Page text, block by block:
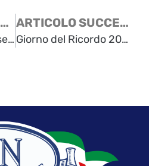
ARTICOLO PRECEDENTE
Inaugurazione della sede di rappresentanza del Movimento Nazionale Istria Fiume Dalmazia a Gallarate
ARTICOLO SUCCESSIVO
Giorno del Ricordo 2026 – Sacrario della Foiba di Basovizza